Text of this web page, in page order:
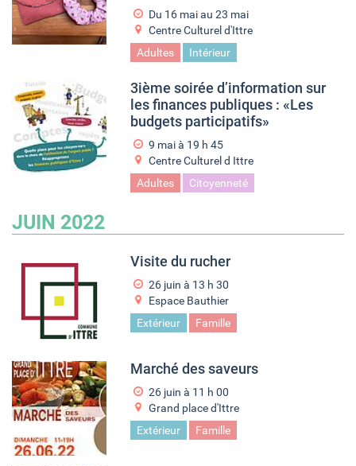
Du 16 mai au 23 mai
Centre Culturel d'Ittre
Adultes
Intérieur
3ième soirée d’information sur
les finances publiques : «Les
budgets participatifs»
9 mai à 19 h 45
Centre Culturel d Ittre
Adultes
Citoyenneté
JUIN 2022
Visite du rucher
26 juin à 13 h 30
Espace Bauthier
Extérieur
Famille
Marché des saveurs
26 juin à 11 h 00
Grand place d'Ittre
Extérieur
Famille